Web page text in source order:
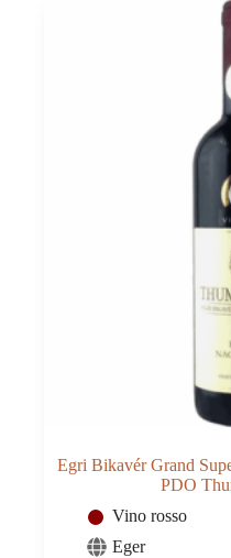
Egri Bikavér Grand
PDO
Vino rosso
Eger